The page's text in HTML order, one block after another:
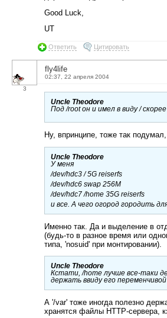
Good Luck,
UT
Ответить Цитировать
3
fly4life
02:37, 22 апреля 2004
Uncle Theodore
Под /root он и имел в виду / скорее
Ну, впринципе, тоже так
Uncle Theodore
У меня
/dev/hdc3 / 5G reiserfs
/dev/hdc6 swap 256M
/dev/hdc7 /home 35G reiserfs
и все. А чего огород городить
Именно так. Да и выделение в
(будь-то в разное время или
типа, 'nosuid' при монтировании).
Uncle Theodore
Кстати, /home лучше все-таки
держать ввиду его
А '/var' тоже иногда полезно
хранятся файлы HTTP-сервера,